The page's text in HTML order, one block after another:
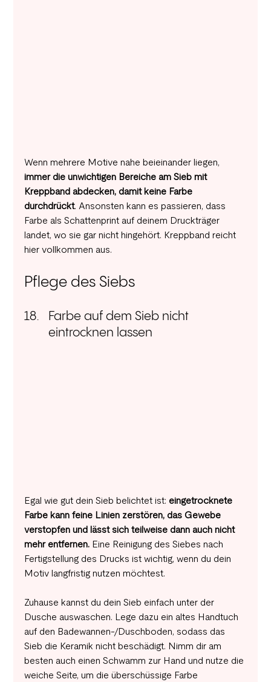
Wenn mehrere Motive nahe beieinander liegen,
immer die unwichtigen Bereiche am Sieb mit
Kreppband abdecken, damit keine Farbe
durchdrückt. Ansonsten kann es passieren, dass
Farbe als Schattenprint auf deinem Druckträger
landet, wo sie gar nicht hingehört. Kreppband reicht
hier vollkommen aus.
Pflege des Siebs
Farbe auf dem Sieb nicht
eintrocknen lassen
Egal wie gut dein Sieb belichtet ist: eingetrocknete
Farbe kann feine Linien zerstören, das Gewebe
verstopfen und lässt sich teilweise dann auch nicht
mehr entfernen. Eine Reinigung des Siebes nach
Fertigstellung des Drucks ist wichtig, wenn du dein
Motiv langfristig nutzen möchtest.
Zuhause kannst du dein Sieb einfach unter der
Dusche auswaschen. Lege dazu ein altes Handtuch
auf den Badewannen-/Duschboden, sodass das
Sieb die Keramik nicht beschädigt. Nimm dir am
besten auch einen Schwamm zur Hand und nutze die
weiche Seite, um die überschüssige Farbe